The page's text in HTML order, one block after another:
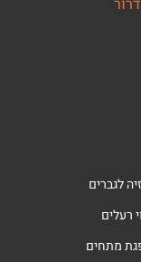
לגברים
רעלים
מתחים